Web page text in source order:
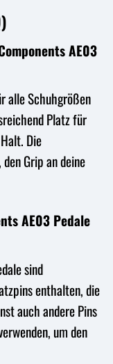
AE03
alle Schuhgrößen
Platz für
Die
Grip an deine
AE03 Pedale
sind
enthalten, die
auch andere Pins
um den